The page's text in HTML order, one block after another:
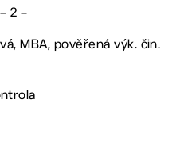
– 2 –
MBA, pověřená výk. čin.